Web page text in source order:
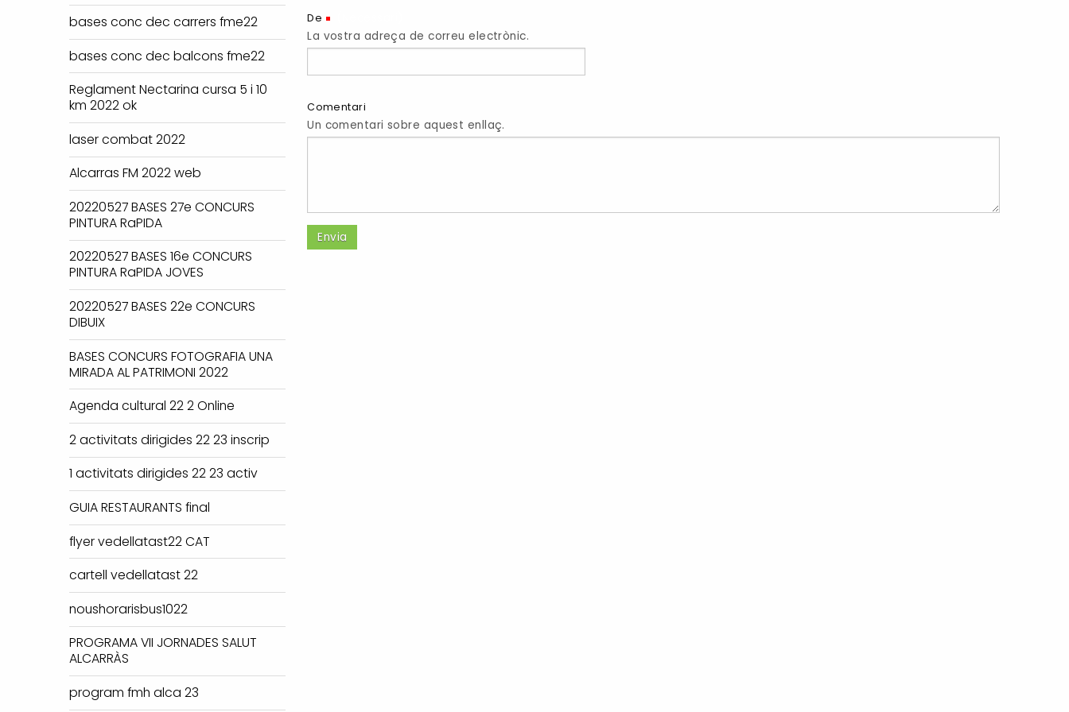
bases conc dec carrers fme22
bases conc dec balcons fme22
Reglament Nectarina cursa 5 i 10
km 2022 ok
laser combat 2022
Alcarras FM 2022 web
20220527 BASES 27e CONCURS
PINTURA RaPIDA
20220527 BASES 16e CONCURS
PINTURA RaPIDA JOVES
20220527 BASES 22e CONCURS
DIBUIX
BASES CONCURS FOTOGRAFIA UNA
MIRADA AL PATRIMONI 2022
Agenda cultural 22 2 Online
2 activitats dirigides 22 23 inscrip
1 activitats dirigides 22 23 activ
GUIA RESTAURANTS final
flyer vedellatast22 CAT
cartell vedellatast 22
noushorarisbus1022
PROGRAMA VII JORNADES SALUT
ALCARRÀS
program fmh alca 23
De
La vostra adreça de correu electrònic.
Comentari
Un comentari sobre aquest enllaç.